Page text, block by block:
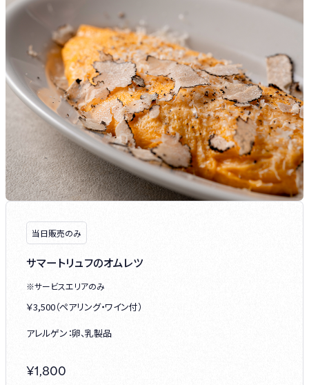
当日販売のみ
サマートリュフのオムレツ
※サービスエリアのみ
￥3,500（ペアリング・ワイン付）
アレルゲン：卵、乳製品
¥1,800